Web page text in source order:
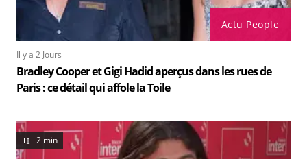
Actu People
Il y a 2 Jours
Bradley Cooper et Gigi Hadid aperçus dans les rues de
Paris : ce détail qui affole la Toile
2 min